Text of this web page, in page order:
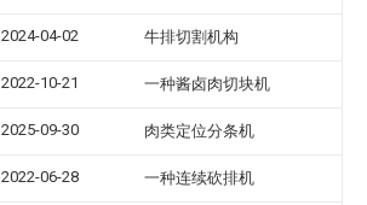
2024-04-02 牛排切割机构
2022-10-21 一种酱卤肉切块机
2025-09-30 肉类定位分条机
2022-06-28 一种连续砍排机